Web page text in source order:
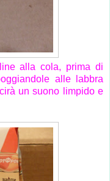
alla cola, prima di
alle labbra
un suono limpido e